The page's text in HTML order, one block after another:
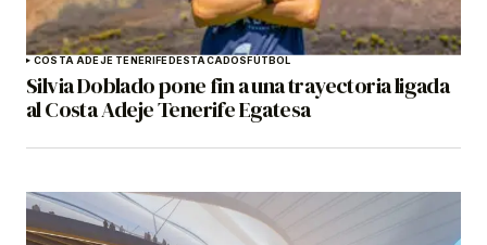
COSTA ADEJE TENERIFEDESTACADOSFÚTBOL
Silvia Doblado pone fin a una trayectoria ligada
al Costa Adeje Tenerife Egatesa